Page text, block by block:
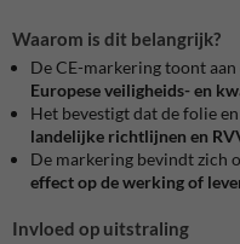
Waarom is dit belangrijk?
De CE-markering toont
Europese veiligheids- en
Het bevestigt dat de folie
landelijke richtlijnen en
De markering bevindt zich
effect op de werking of
Invloed op uitstraling